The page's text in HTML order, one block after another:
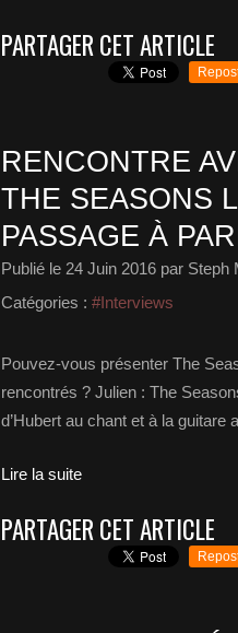
PARTAGER CET ARTICLE
RENCONTRE
THE SEASONS
PASSAGE À
Publié le 24 Juin 2016 par Steph
Catégories : #Interviews
Pouvez-vous présenter The
rencontrés ? Julien : The
d’Hubert au chant et à la
Lire la suite
PARTAGER CET ARTICLE